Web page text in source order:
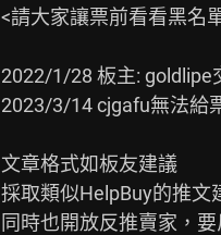
<請大家讓票前看看黑名
2022/1/28 板主: goldlipe
2023/3/14 cjgafu無法給
文章格式如板友建議
採取類似HelpBuy的推文
同時也開放反推賣家，